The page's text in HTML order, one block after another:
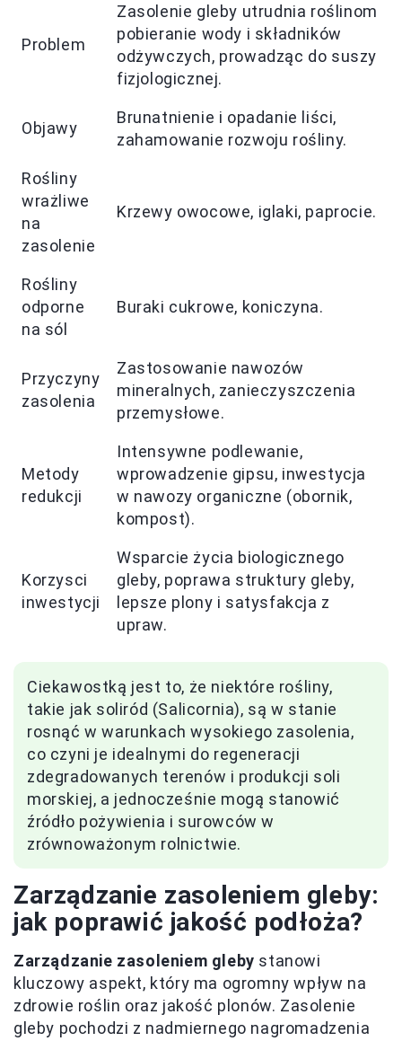
Problem
Zasolenie gleby utrudnia roślinom
pobieranie wody i składników
odżywczych, prowadząc do suszy
fizjologicznej.
Objawy
Brunatnienie i opadanie liści,
zahamowanie rozwoju rośliny.
Rośliny
wrażliwe
na
zasolenie
Krzewy owocowe, iglaki, paprocie.
Rośliny
odporne
na sól
Buraki cukrowe, koniczyna.
Przyczyny
zasolenia
Zastosowanie nawozów
mineralnych, zanieczyszczenia
przemysłowe.
Metody
redukcji
Intensywne podlewanie,
wprowadzenie gipsu, inwestycja
w nawozy organiczne (obornik,
kompost).
Korzysci
inwestycji
Wsparcie życia biologicznego
gleby, poprawa struktury gleby,
lepsze plony i satysfakcja z
upraw.
Ciekawostką jest to, że niektóre rośliny,
takie jak soliród (Salicornia), są w stanie
rosnąć w warunkach wysokiego zasolenia,
co czyni je idealnymi do regeneracji
zdegradowanych terenów i produkcji soli
morskiej, a jednocześnie mogą stanowić
źródło pożywienia i surowców w
zrównoważonym rolnictwie.
Zarządzanie zasoleniem gleby:
jak poprawić jakość podłoża?
Zarządzanie zasoleniem gleby stanowi
kluczowy aspekt, który ma ogromny wpływ na
zdrowie roślin oraz jakość plonów. Zasolenie
gleby pochodzi z nadmiernego nagromadzenia